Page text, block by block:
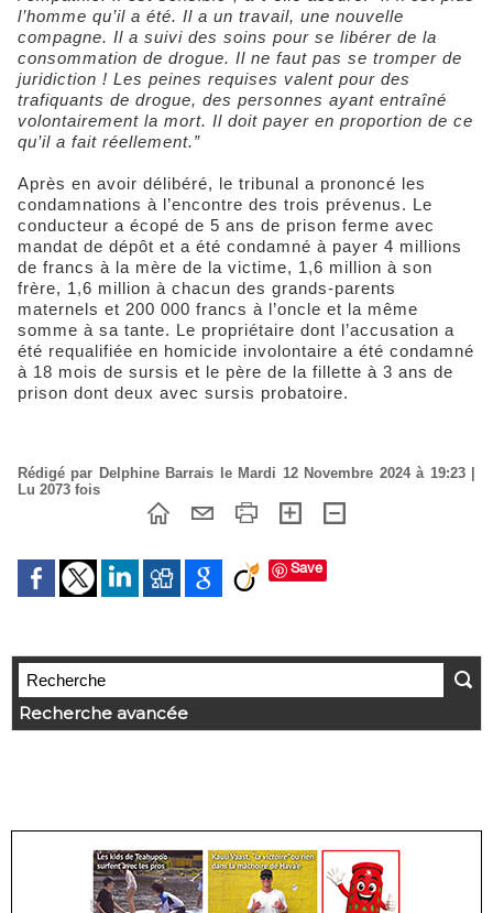
l’homme qu’il a été. Il a un travail, une nouvelle
compagne. Il a suivi des soins pour se libérer de la
consommation de drogue. Il ne faut pas se tromper de
juridiction ! Les peines requises valent pour des
trafiquants de drogue, des personnes ayant entraîné
volontairement la mort. Il doit payer en proportion de ce
qu’il a fait réellement.”
Après en avoir délibéré, le tribunal a prononcé les
condamnations à l’encontre des trois prévenus. Le
conducteur a écopé de 5 ans de prison ferme avec
mandat de dépôt et a été condamné à payer 4 millions
de francs à la mère de la victime, 1,6 million à son
frère, 1,6 million à chacun des grands-parents
maternels et 200 000 francs à l’oncle et la même
somme à sa tante. Le propriétaire dont l’accusation a
été requalifiée en homicide involontaire a été condamné
à 18 mois de sursis et le père de la fillette à 3 ans de
prison dont deux avec sursis probatoire.
Rédigé par Delphine Barrais le Mardi 12 Novembre 2024 à 19:23 |
Lu 2073 fois
Save
Recherche avancée